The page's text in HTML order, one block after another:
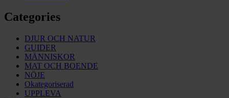
Categories
DJUR OCH NATUR
GUIDER
MÄNNISKOR
MAT OCH BOENDE
NÖJE
Okategoriserad
UPPLEVA